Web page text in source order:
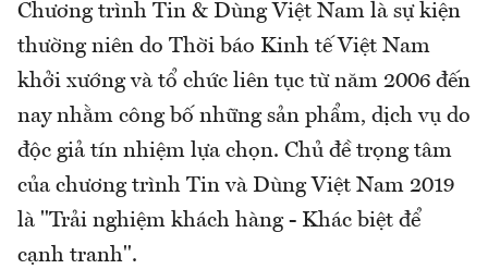
Chương trình Tin & Dùng Việt Nam là sự kiện
thường niên do Thời báo Kinh tế Việt Nam
khởi xướng và tổ chức liên tục từ năm 2006 đến
nay nhằm công bố những sản phẩm, dịch vụ do
độc giả tín nhiệm lựa chọn. Chủ đề trọng tâm
của chương trình Tin và Dùng Việt Nam 2019
là "Trải nghiệm khách hàng - Khác biệt để
cạnh tranh".